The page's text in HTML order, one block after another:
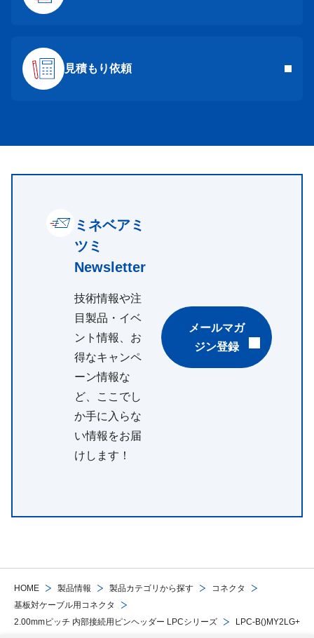
HOME 製品情報 製品カテゴリから探す
コネクタ
基板対ケーブル用コネクタ
2.00mmピッチ 内部接続用ピンヘッダー LPCシリーズ
LPC-B()MY2LG+
見積もり依頼
ミネベアミ
ツミ
Newsletter
技術情報や注
目製品・イベ
ント情報、お
得なキャンペ
ーン情報な
ど、ここでし
か手に入らな
い情報をお届
けします！
メールマガ
ジン登録